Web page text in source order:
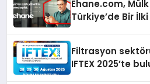
Ehane.com,
Türkiye’de Bir
Filtrasyon
IFTEX 2025’te